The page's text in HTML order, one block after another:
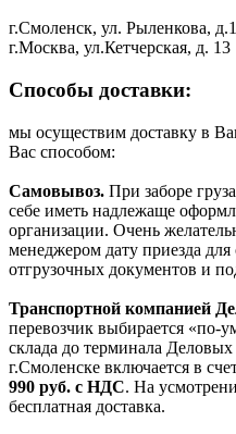
г.Смоленск, ул. Рыленкова,
г.Москва, ул.Кетчерская, д. 13
Способы доставки:
мы осуществим доставку в
Вас способом:
Самовывоз. При заборе
себе иметь надлежаще
организации. Очень
менеджером дату приезда
отгрузочных документов и
Транспортной компанией
перевозчик выбирается «по-
склада до терминала
г.Смоленске включается в
990 руб. с НДС. На
бесплатная доставка.